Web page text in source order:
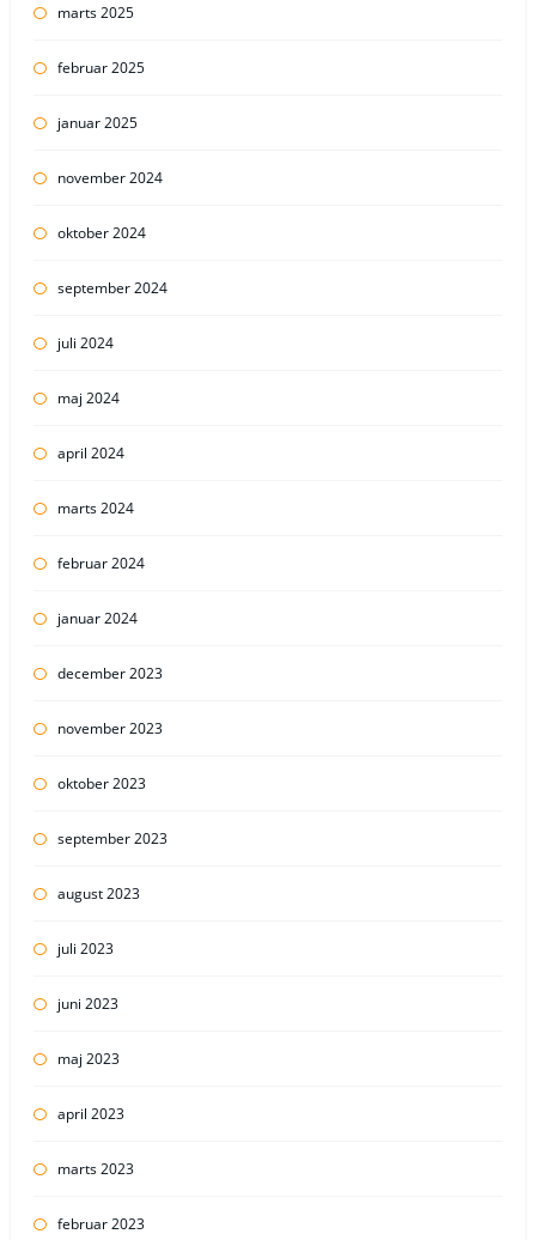
marts 2025
februar 2025
januar 2025
november 2024
oktober 2024
september 2024
juli 2024
maj 2024
april 2024
marts 2024
februar 2024
januar 2024
december 2023
november 2023
oktober 2023
september 2023
august 2023
juli 2023
juni 2023
maj 2023
april 2023
marts 2023
februar 2023